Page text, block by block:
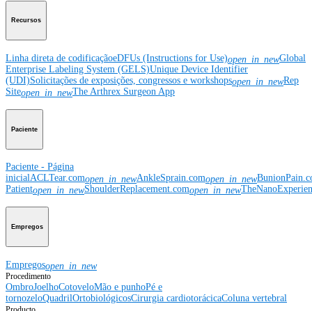
Recursos
Linha direta de codificaçãoeDFUs (Instructions for Use)open_in_newGlobal
Enterprise Labeling System (GELS)Unique Device Identifier
(UDI)Solicitações de exposições, congressos e workshopsopen_in_newRep
Siteopen_in_newThe Arthrex Surgeon App
Paciente
Paciente - Página
inicialACLTear.comopen_in_newAnkleSprain.comopen_in_new
Patientopen_in_newShoulderReplacement.comopen_in_new
Empregos
Empregosopen_in_new
Procedimento
OmbroJoelhoCotoveloMão e punhoPé e
tornozeloQuadrilOrtobiológicosCirurgia cardiotorácicaColuna vertebral